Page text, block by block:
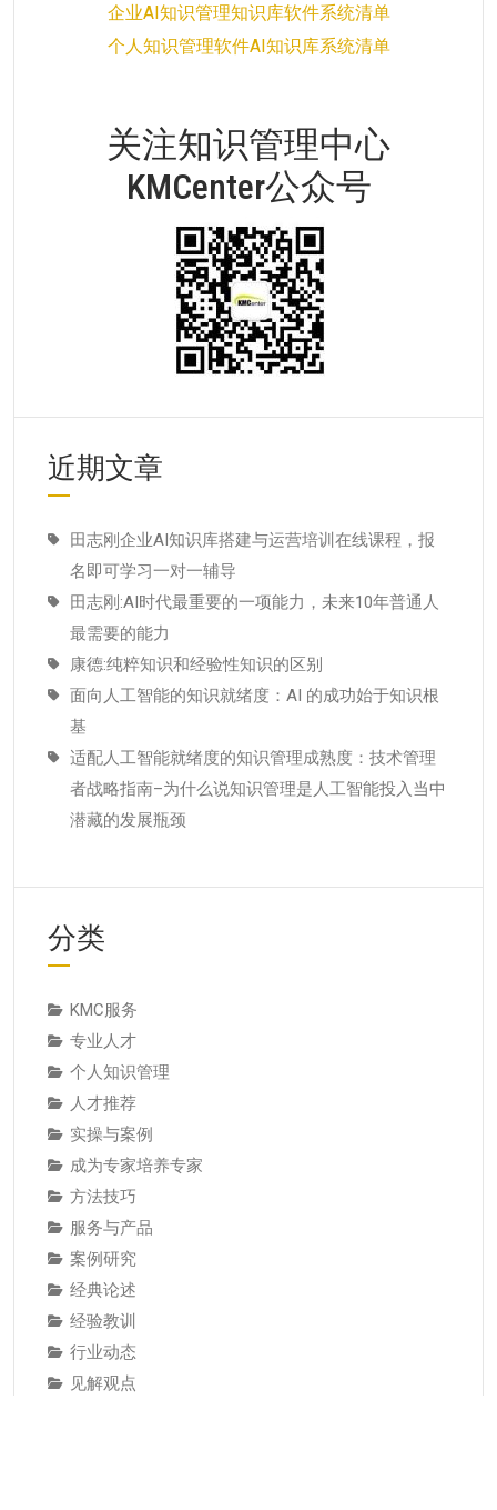
企业AI知识管理知识库软件系统清单
个人知识管理软件AI知识库系统清单
关注知识管理中心
KMCenter公众号
近期文章
田志刚企业AI知识库搭建与运营培训在线课程，报
名即可学习一对一辅导
田志刚:AI时代最重要的一项能力，未来10年普通人
最需要的能力
康德:纯粹知识和经验性知识的区别
面向人工智能的知识就绪度：AI 的成功始于知识根
基
适配人工智能就绪度的知识管理成熟度：技术管理
者战略指南–为什么说知识管理是人工智能投入当中
潜藏的发展瓶颈
分类
KMC服务
专业人才
个人知识管理
人才推荐
实操与案例
成为专家培养专家
方法技巧
服务与产品
案例研究
经典论述
经验教训
行业动态
见解观点